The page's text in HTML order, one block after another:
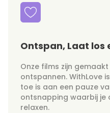
Ontspan, Laat los
Onze films zijn
ontspannen. WithLove
toe is aan een pauze
ontsnapping waarbij je
relaxen.